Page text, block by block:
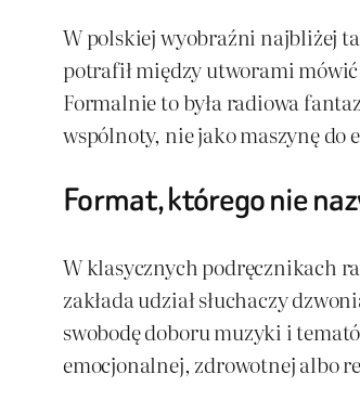
W polskiej wyobraźni najbliżej
potrafił między utworami
Formalnie to była radiowa
wspólnoty, nie jako maszynę do
Format, którego nie
W klasycznych podręcznikach
zakłada udział słuchaczy
swobodę doboru muzyki i
emocjonalnej, zdrowotnej albo